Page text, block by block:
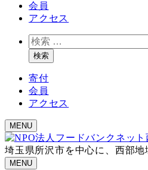
会員
アクセス
検
索検索
寄付
会員
アクセス
MENU
埼玉県所沢市を中心に、西部
MENU